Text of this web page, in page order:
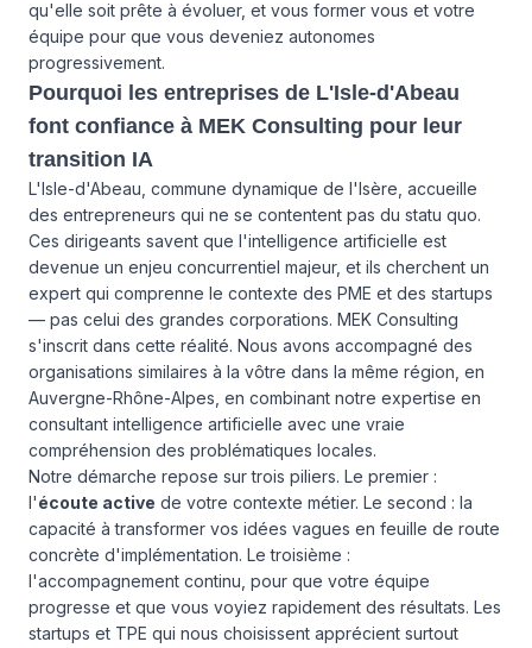
qu'elle soit prête à évoluer, et vous former vous et votre
équipe pour que vous deveniez autonomes
progressivement.
Pourquoi les entreprises de L'Isle-d'Abeau
font confiance à MEK Consulting pour leur
transition IA
L'Isle-d'Abeau, commune dynamique de l'Isère, accueille
des entrepreneurs qui ne se contentent pas du statu quo.
Ces dirigeants savent que l'intelligence artificielle est
devenue un enjeu concurrentiel majeur, et ils cherchent un
expert qui comprenne le contexte des PME et des startups
— pas celui des grandes corporations. MEK Consulting
s'inscrit dans cette réalité. Nous avons accompagné des
organisations similaires à la vôtre dans la même région, en
Auvergne-Rhône-Alpes, en combinant notre expertise en
consultant intelligence artificielle avec une vraie
compréhension des problématiques locales.
Notre démarche repose sur trois piliers. Le premier :
l'écoute active de votre contexte métier. Le second : la
capacité à transformer vos idées vagues en feuille de route
concrète d'implémentation. Le troisième :
l'accompagnement continu, pour que votre équipe
progresse et que vous voyiez rapidement des résultats. Les
startups et TPE qui nous choisissent apprécient surtout